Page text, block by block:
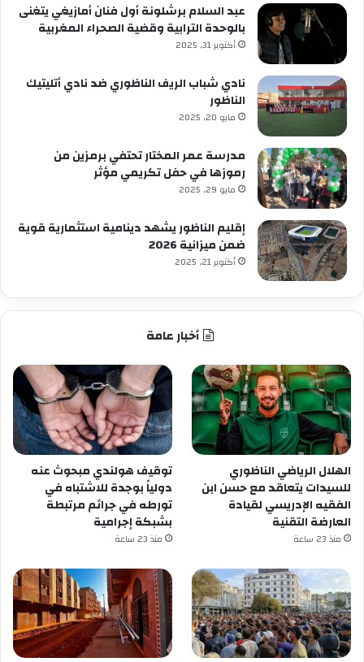
عبد السلام برشلونة أول فنان أمازيغي يتغنى
بالوحدة الترابية وقضية الصحراء المغربية
أكتوبر 31, 2025
نادي شباب الريف الناظوري ضد نادي أتليتيك
الناظور
مايو 20, 2025
مدرسة عمر المختار تحتفي برمزين من
رموزها في حفل تكريمي مؤثر
مايو 29, 2025
إقليم الناظور يشهد دينامية استثمارية قوية
ضمن ميزانية 2026
أكتوبر 21, 2025
أخبار عامة
الهلال الرياضي الناظوري
للسيدات يتعاقد مع حسن ابن
الفقيه الإدريسي لقيادة
العارضة التقنية
منذ 23 ساعة
توقيف هولندي مبحوث عنه
دولياً بوجدة للاشتباه في
تورطه في جرائم مرتبطة
بشبكة إجرامية
منذ 23 ساعة